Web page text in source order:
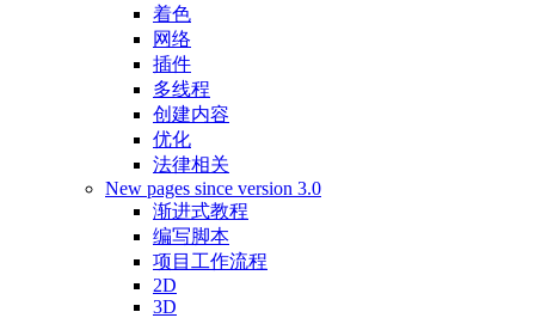
着色
网络
插件
多线程
创建内容
优化
法律相关
New pages since version 3.0
渐进式教程
编写脚本
项目工作流程
2D
3D